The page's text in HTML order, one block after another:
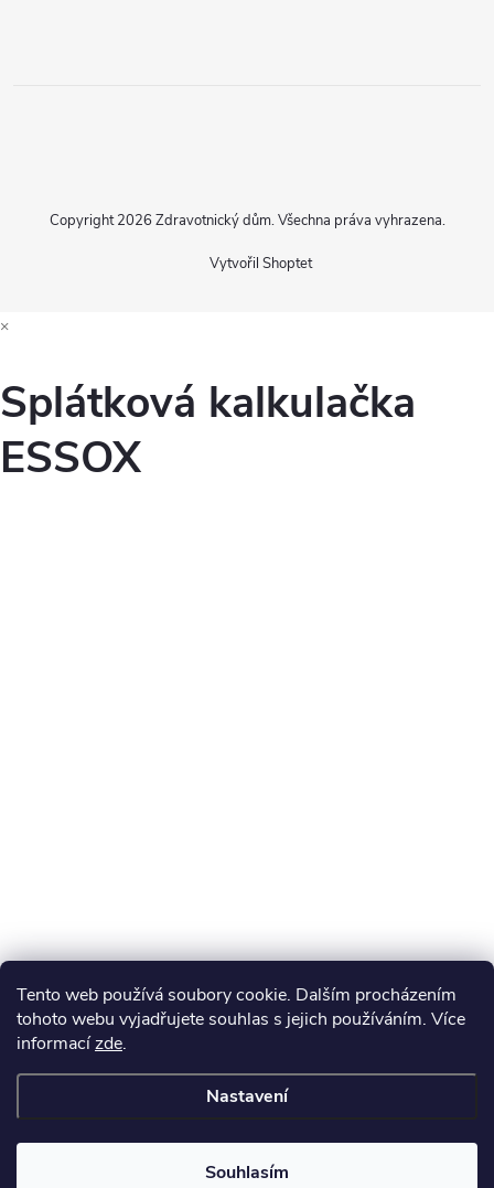
Tento web používá soubory cookie. Dalším procházením
tohoto webu vyjadřujete souhlas s jejich používáním. Více
informacízde.
Nastavení
Souhlasím
Vytvořil Shoptet
Copyright 2026 Zdravotnický dům. Všechna práva vyhrazena.
×
Splátková kalkulačka
ESSOX